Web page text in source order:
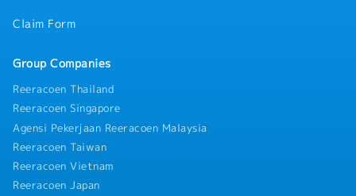
Claim Form
Group Companies
Reeracoen Thailand
Reeracoen Singapore
Agensi Pekerjaan Reeracoen Malaysia
Reeracoen Taiwan
Reeracoen Vietnam
Reeracoen Japan